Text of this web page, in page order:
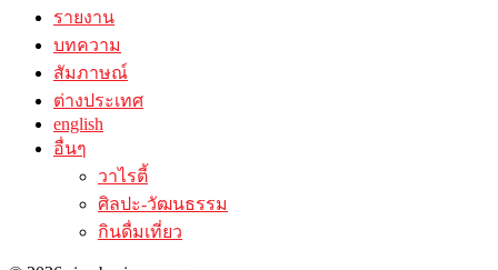
รายงาน
บทความ
สัมภาษณ์
ต่างประเทศ
english
อื่นๆ
วาไรตี้
ศิลปะ-วัฒนธรรม
กินดื่มเที่ยว